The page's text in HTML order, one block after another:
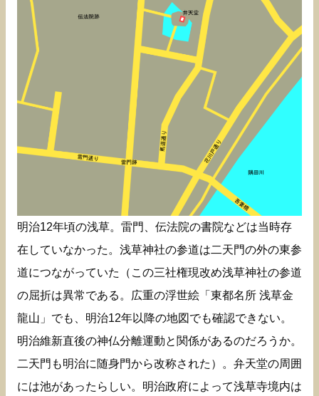
明治12年頃の浅草。雷門、伝法院の書院などは当時存
在していなかった。浅草神社の参道は二天門の外の東参
道につながっていた（この三社権現改め浅草神社の参道
の屈折は異常である。広重の浮世絵「東都名所 浅草金
龍山」でも、明治12年以降の地図でも確認できない。
明治維新直後の神仏分離運動と関係があるのだろうか。
二天門も明治に随身門から改称された）。弁天堂の周囲
には池があったらしい。明治政府によって浅草寺境内は